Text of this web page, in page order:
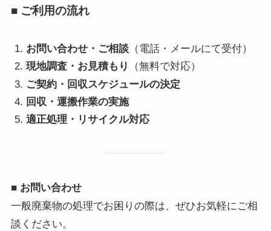
■ ご利用の流れ
お問い合わせ・ご相談 （電話・メールにて受付）
現地調査・お見積もり
（無料で対応）
ご契約・回収スケジュールの決定
回収・運搬作業の実施
適正処理・リサイクル対応
■ お問い合わせ
一般廃棄物の処理でお困りの際は、ぜひお気軽にご相
談ください。